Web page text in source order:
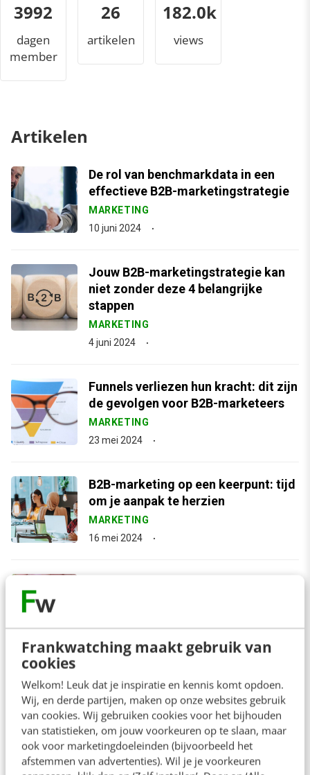
Frankwatching maakt gebruik van
cookies
Welkom! Leuk dat je inspiratie en kennis komt opdoen.
Wij, en derde partijen, maken op onze websites gebruik
van cookies. Wij gebruiken cookies voor het bijhouden
van statistieken, om jouw voorkeuren op te slaan, maar
ook voor marketingdoeleinden (bijvoorbeeld het
afstemmen van advertenties). Wil je je voorkeuren
3992
dagen
member
26
artikelen
202.9k
views
Artikelen
De rol van benchmarkdata in een
effectieve B2B-marketingstrategie
MARKETING
10 juni 2024
Jouw B2B-marketingstrategie kan
niet zonder deze 4 belangrijke
stappen
MARKETING
4 juni 2024
Funnels verliezen hun kracht: dit zijn
de gevolgen voor B2B-marketeers
MARKETING
23 mei 2024
B2B-marketing op een keerpunt: tijd
om je aanpak te herzien
MARKETING
16 mei 2024
Bekijk meerarrow_downward
Contact Redactie